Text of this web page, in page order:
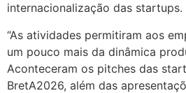
internacionalização das startups.
“As atividades permitiram aos
um pouco mais da dinâmica
Aconteceram os pitches das
BretA2026, além das